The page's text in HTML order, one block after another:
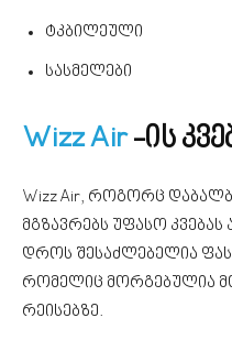
ტკბილეული
სასმელები
Wizz Air-ის
Wizz Air, როგორც
მგზავრებს უფასო
დროს შესაძლებელია
რომელიც მორგებულია
რეისებზე.